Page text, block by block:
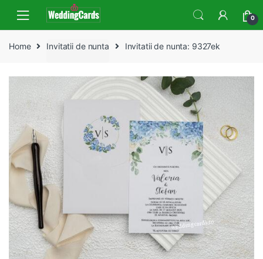
navigation
content
0
Home Invitatii de nunta Invitatii de nunta: 9327ek